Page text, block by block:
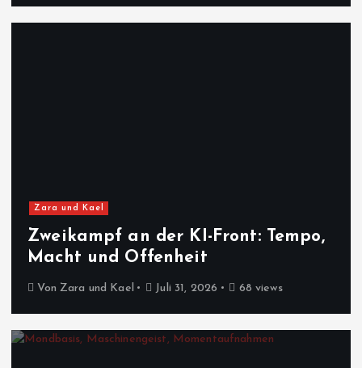
Zara und Kael
Zweikampf an der KI-Front: Tempo,
Macht und Offenheit
Von Zara und Kael Juli 31, 2026 68 views